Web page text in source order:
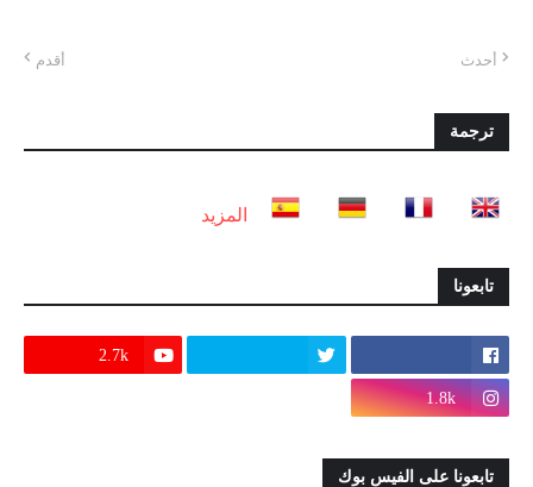
أحدث أقدم
ترجمة
المزيد
تابعونا
2.7k
1.8k
تابعونا على الفيس بوك